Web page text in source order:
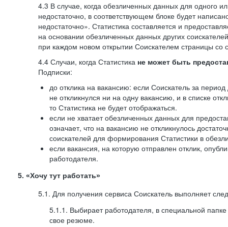
4.3 В случае, когда обезличенных данных для одного
недостаточно, в соответствующем блоке будет
недостаточно». Статистика составляется и
на основании обезличенных данных других
при каждом новом открытии Соискателем страницы со
4.4 Случаи, когда Статистика не может быть
Подписки:
до отклика на вакансию: если Соискатель за период
не откликнулся ни на одну вакансию, и в списке
то Статистика не будет отображаться.
если не хватает обезличенных данных для
означает, что на вакансию не откликнулось
соискателей для формирования Статистики в
если вакансия, на которую отправлен отклик,
работодателя.
5. «Хочу тут работать»
5.1. Для получения сервиса Соискатель выполняет
5.1.1. Выбирает работодателя, в специальной папке
свое резюме.